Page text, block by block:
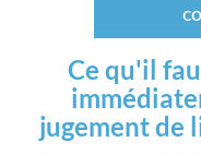
Ce qu'il
jugement de